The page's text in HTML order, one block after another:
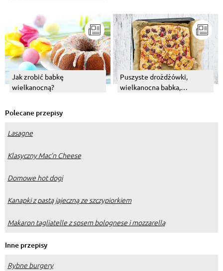
Jak zrobić babkę
wielkanocną?
Puszyste drożdżówki,
wielkanocna babka,
Polecane przepisy
Lasagne
Klasyczny Mac’n Cheese
Domowe hot dogi
Kanapki z pastą jajeczną ze szczypiorkiem
Makaron tagliatelle z sosem bolognese i mozzarellą
Inne przepisy
Rybne burgery